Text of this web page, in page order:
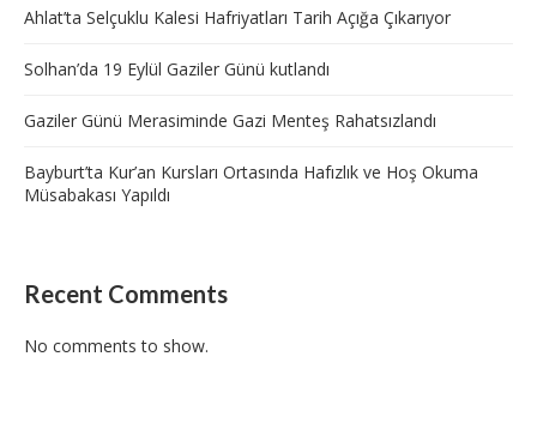
Ahlat’ta Selçuklu Kalesi Hafriyatları Tarih Açığa Çıkarıyor
Solhan’da 19 Eylül Gaziler Günü kutlandı
Gaziler Günü Merasiminde Gazi Menteş Rahatsızlandı
Bayburt’ta Kur’an Kursları Ortasında Hafızlık ve Hoş Okuma
Müsabakası Yapıldı
Recent Comments
No comments to show.